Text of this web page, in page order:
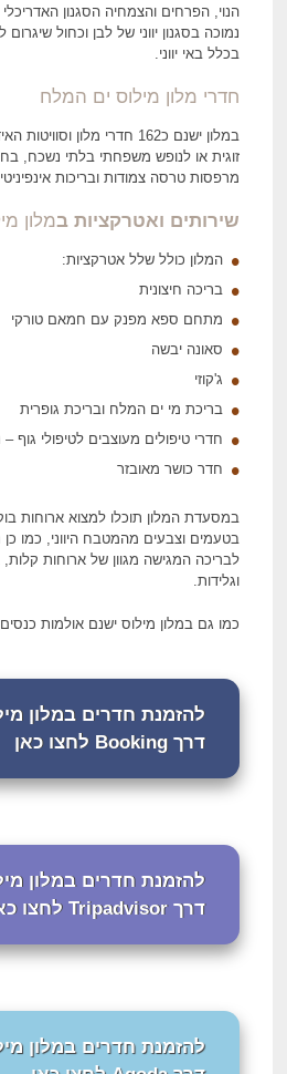
הנוי, הפרחים והצמחיה הסגנון
נמוכה בסגנון יווני של לבן וכחול
בכלל באי יווני.
חדרי מלון מילוס ים המלח
במלון ישנם כ162 חדרי מלון
זוגית או לנופש משפחתי בלתי נשכח,
מרפסות טרסה צמודות ובריכות
שירותים ואטרקציות במלון
המלון כולל שלל אטרקציות:
בריכה חיצונית
מתחם ספא מפנק עם חמאם טורקי
סאונה יבשה
ג'קוזי
בריכת מי ים המלח ובריכת גופרית
חדרי טיפולים מעוצבים לטיפולי גוף
חדר כושר מאובזר
במסעדת המלון תוכלו למצוא ארוחות
בטעמים וצבעים מהמטבח היווני, כמו
לבריכה המגישה מגוון של ארוחות
וגלידות.
כמו גם במלון מילוס ישנם אולמות כנסים
להזמנת חדרים במלון
דרך Booking לחצו כאן
להזמנת חדרים במלון
דרך Tripadvisor לחצו כאן
להזמנת חדרים במלון